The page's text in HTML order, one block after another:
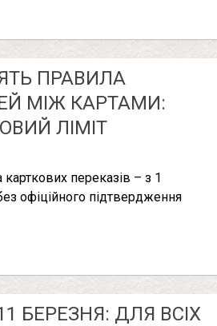
ПРАВИЛА
МІЖ КАРТАМИ:
ЛІМІТ
карткових переказів – з 1
офіційного підтвердження
БЕРЕЗНЯ: ДЛЯ ВСІХ